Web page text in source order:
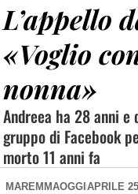
L’appello
«Voglio
nonna»
Andreea ha 28 anni
gruppo di Facebook
morto 11 anni fa
MAREMMAOGGI APRILE